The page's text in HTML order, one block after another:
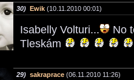
30) Ewik (10.11.2010 00:01)
Isabelly Volturi...
No
Tleskám
29) sakraprace (06.11.2010 11:26)